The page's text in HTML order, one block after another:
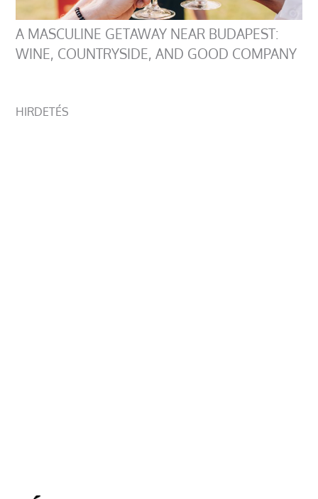
A MASCULINE GETAWAY NEAR BUDAPEST:
WINE, COUNTRYSIDE, AND GOOD COMPANY
HIRDETÉS